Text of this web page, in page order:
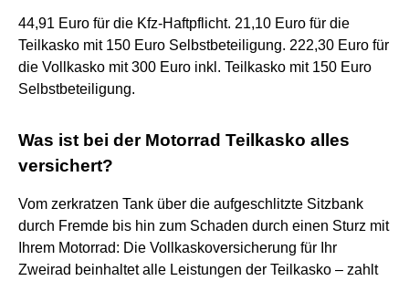
44,91 Euro für die Kfz-Haftpflicht. 21,10 Euro für die
Teilkasko mit 150 Euro Selbstbeteiligung. 222,30 Euro für
die Vollkasko mit 300 Euro inkl. Teilkasko mit 150 Euro
Selbstbeteiligung.
Was ist bei der Motorrad Teilkasko alles
versichert?
Vom zerkratzen Tank über die aufgeschlitzte Sitzbank
durch Fremde bis hin zum Schaden durch einen Sturz mit
Ihrem Motorrad: Die Vollkaskoversicherung für Ihr
Zweirad beinhaltet alle Leistungen der Teilkasko – zahlt